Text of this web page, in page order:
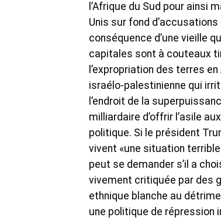
l’Afrique du Sud pour ainsi
Unis sur fond
conséquence d’une vieille
capitales sont à couteaux
l’expropriation des terres
israélo-palestinienne qui
l’endroit de la
milliardaire d’offrir l’asile
politique. Si le président
vivent «une situation
peut se demander s’il a
vivement critiquée par des
ethnique blanche au
une politique de répression